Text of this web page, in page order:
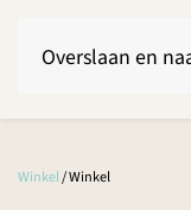
Overslaan en
Winkel / Winkel